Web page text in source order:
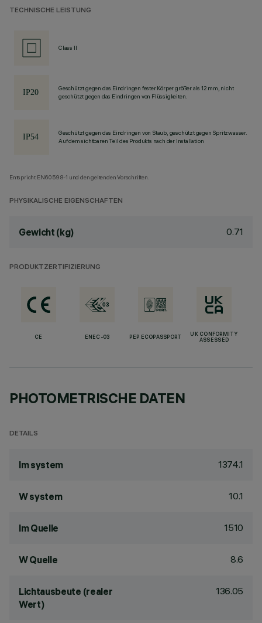
TECHNISCHE LEISTUNG
Class II
Geschützt gegen das Eindringen fester Körper größer als 12 mm, nicht
geschützt gegen das Eindringen von Flüssigkeiten.
Geschützt gegen das Eindringen von Staub, geschützt gegen Spritzwasser.
Auf dem sichtbaren Teil des Produkts nach der Installation
Entspricht EN60598-1 und den geltenden Vorschriften.
PHYSIKALISCHE EIGENSCHAFTEN
Gewicht (kg) 0.71
PRODUKTZERTIFIZIERUNG
CE ENEC-03 PEP ECOPASSPORT
UK CONFORMITY
ASSESSED
PHOTOMETRISCHE DATEN
DETAILS
lm system 1374.1
W system 10.1
lm Quelle 1510
W Quelle 8.6
Lichtausbeute (realer
Wert)
136.05